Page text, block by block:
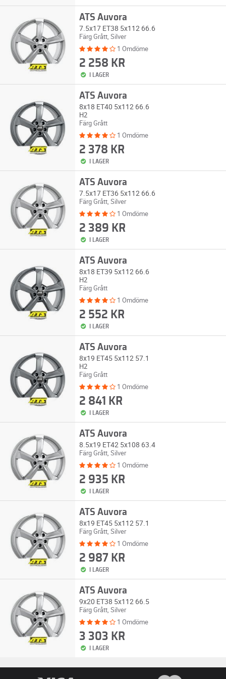
ATS Auvora
7.5x17 ET38 5x112 66.6
Färg Grått, Silver
1 Omdöme
2 258 KR
I LAGER
ATS Auvora
8x18 ET40 5x112 66.6
H2
Färg Grått
1 Omdöme
2 378 KR
I LAGER
ATS Auvora
7.5x17 ET36 5x112 66.6
Färg Grått, Silver
1 Omdöme
2 389 KR
I LAGER
ATS Auvora
8x18 ET39 5x112 66.6
H2
Färg Grått
1 Omdöme
2 552 KR
I LAGER
ATS Auvora
8x19 ET45 5x112 57.1
H2
Färg Grått
1 Omdöme
2 841 KR
I LAGER
ATS Auvora
8.5x19 ET42 5x108 63.4
Färg Grått, Silver
1 Omdöme
2 935 KR
I LAGER
ATS Auvora
8x19 ET45 5x112 57.1
Färg Grått, Silver
1 Omdöme
2 987 KR
I LAGER
ATS Auvora
9x20 ET38 5x112 66.5
Färg Grått, Silver
1 Omdöme
3 303 KR
I LAGER